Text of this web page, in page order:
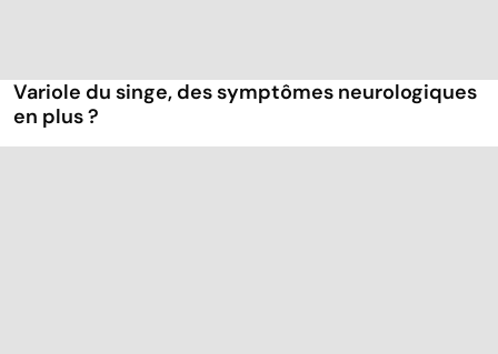
Variole du singe, des symptômes neurologiques
en plus ?